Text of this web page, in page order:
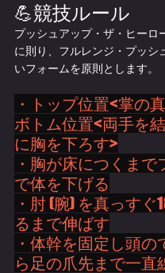
💪競技ルール
プッシュアップ・ザ・ヒーロ
に則り、フルレンジ・プッシ
いフォームを原則とします。
・トップ位置<掌の
ボトム位置<両手を
に胸を下ろす>
・胸が床につくまで
で体を下げる
・肘 (腕) を真っすぐ
るまで伸ばす
・体幹を固定し頭の
ら足の爪先まで一直